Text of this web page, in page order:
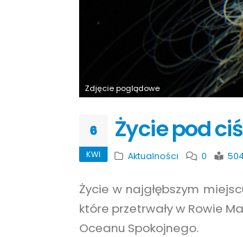
Zdjęcie poglądowe
6
KWI
Życie pod
Aktualności 0
Życie w najgłębszym
które przetrwały w Rowie
Oceanu Spokojnego.